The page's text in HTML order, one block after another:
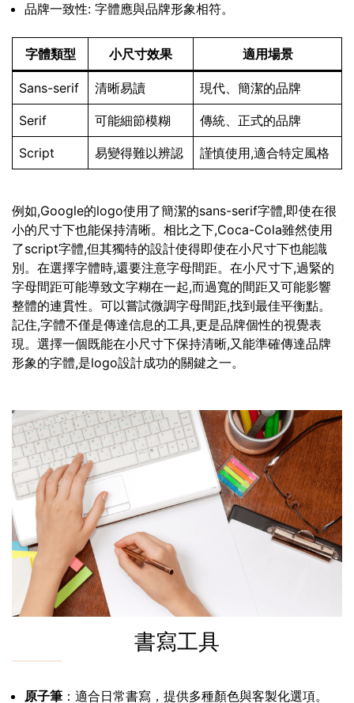
品牌一致性: 字體應與品牌形象相符。
字體類型 小尺寸效果 適用場景
Sans-serif 清晰易讀 現代、簡潔的品牌
Serif 可能細節模糊 傳統、正式的品牌
Script 易變得難以辨認 謹慎使用,適合特定風格
例如,Google的logo使用了簡潔的sans-serif字體,即使在很
小的尺寸下也能保持清晰。相比之下,Coca-Cola雖然使用
了script字體,但其獨特的設計使得即使在小尺寸下也能識
別。在選擇字體時,還要注意字母間距。在小尺寸下,過緊的
字母間距可能導致文字糊在一起,而過寬的間距又可能影響
整體的連貫性。可以嘗試微調字母間距,找到最佳平衡點。
記住,字體不僅是傳達信息的工具,更是品牌個性的視覺表
現。選擇一個既能在小尺寸下保持清晰,又能準確傳達品牌
形象的字體,是logo設計成功的關鍵之一。
書寫工具
原子筆 ：適合日常書寫，提供多種顏色與客製化選項。